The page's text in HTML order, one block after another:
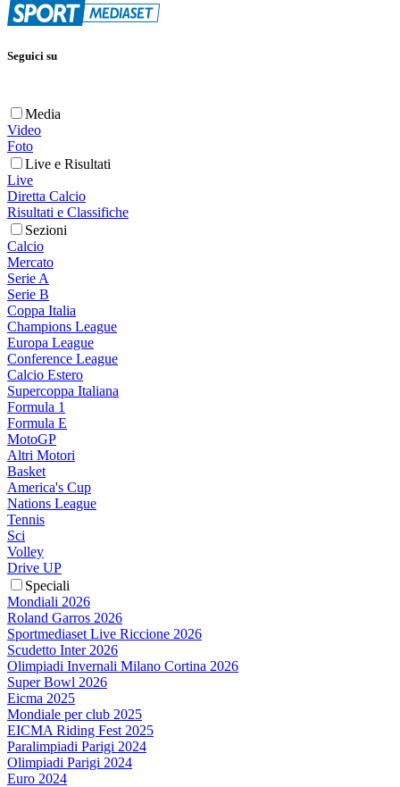
Seguici su
Media
Video
Foto
Live e Risultati
Live
Diretta Calcio
Risultati e Classifiche
Sezioni
Calcio
Mercato
Serie A
Serie B
Coppa Italia
Champions League
Europa League
Conference League
Calcio Estero
Supercoppa Italiana
Formula 1
Formula E
MotoGP
Altri Motori
Basket
America's Cup
Nations League
Tennis
Sci
Volley
Drive UP
Speciali
Mondiali 2026
Roland Garros 2026
Sportmediaset Live Riccione 2026
Scudetto Inter 2026
Olimpiadi Invernali Milano Cortina 2026
Super Bowl 2026
Eicma 2025
Mondiale per club 2025
EICMA Riding Fest 2025
Paralimpiadi Parigi 2024
Olimpiadi Parigi 2024
Euro 2024